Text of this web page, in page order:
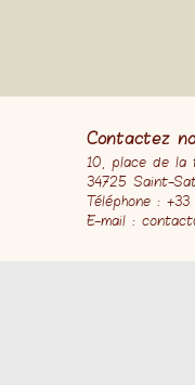
Contactez
10, place de la
34725 Saint-
Téléphone :
E-mail :